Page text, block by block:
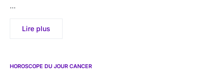
…
Lire plus
HOROSCOPE DU JOUR CANCER